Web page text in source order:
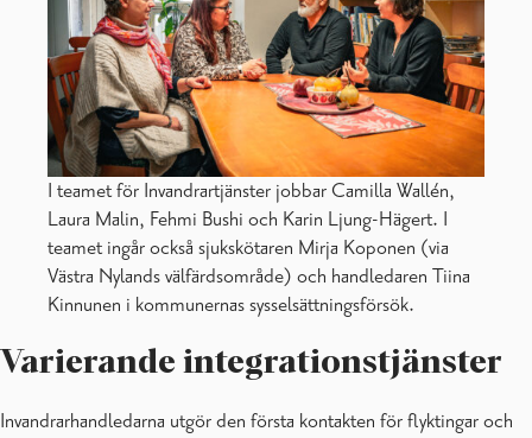
I teamet för Invandrartjänster jobbar Camilla Wallén,
Laura Malin, Fehmi Bushi och Karin Ljung-Hägert. I
teamet ingår också sjukskötaren Mirja Koponen (via
Västra Nylands välfärdsområde) och handledaren Tiina
Kinnunen i kommunernas sysselsättningsförsök.
Varierande integrationstjänster
Invandrarhandledarna utgör den första kontakten för flyktingar och